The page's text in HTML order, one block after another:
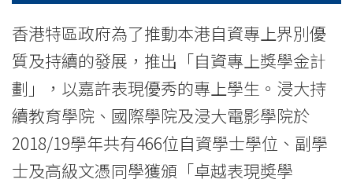
Hong
Kong
Baptist
University
香港特區政府為了推動本港自資專上界別優
質及持續的發展，推出「自資專上獎學金計
劃」，以嘉許表現優秀的專上學生。浸大持
續教育學院、國際學院及浸大電影學院於
2018/19學年共有466位自資學士學位、副學
士及高級文憑同學獲頒「卓越表現奬學